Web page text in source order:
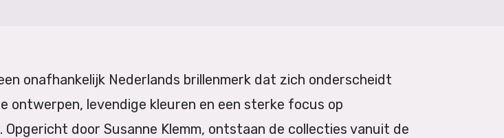
onafhankelijk Nederlands brillenmerk dat zich onderscheidt
ontwerpen, levendige kleuren en een sterke focus op
Opgericht door Susanne Klemm, ontstaan de collecties vanuit de